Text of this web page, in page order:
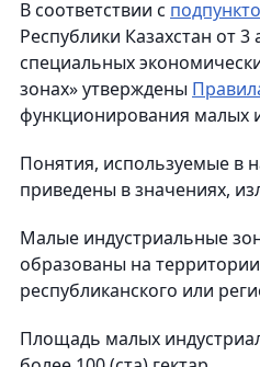
В соответствии с
Республики Казахстан от
специальных
зонах» утверждены
функционирования малых
Понятия, используемые в
приведены в значениях,
Малые индустриальные
образованы на
республиканского или
Площадь малых